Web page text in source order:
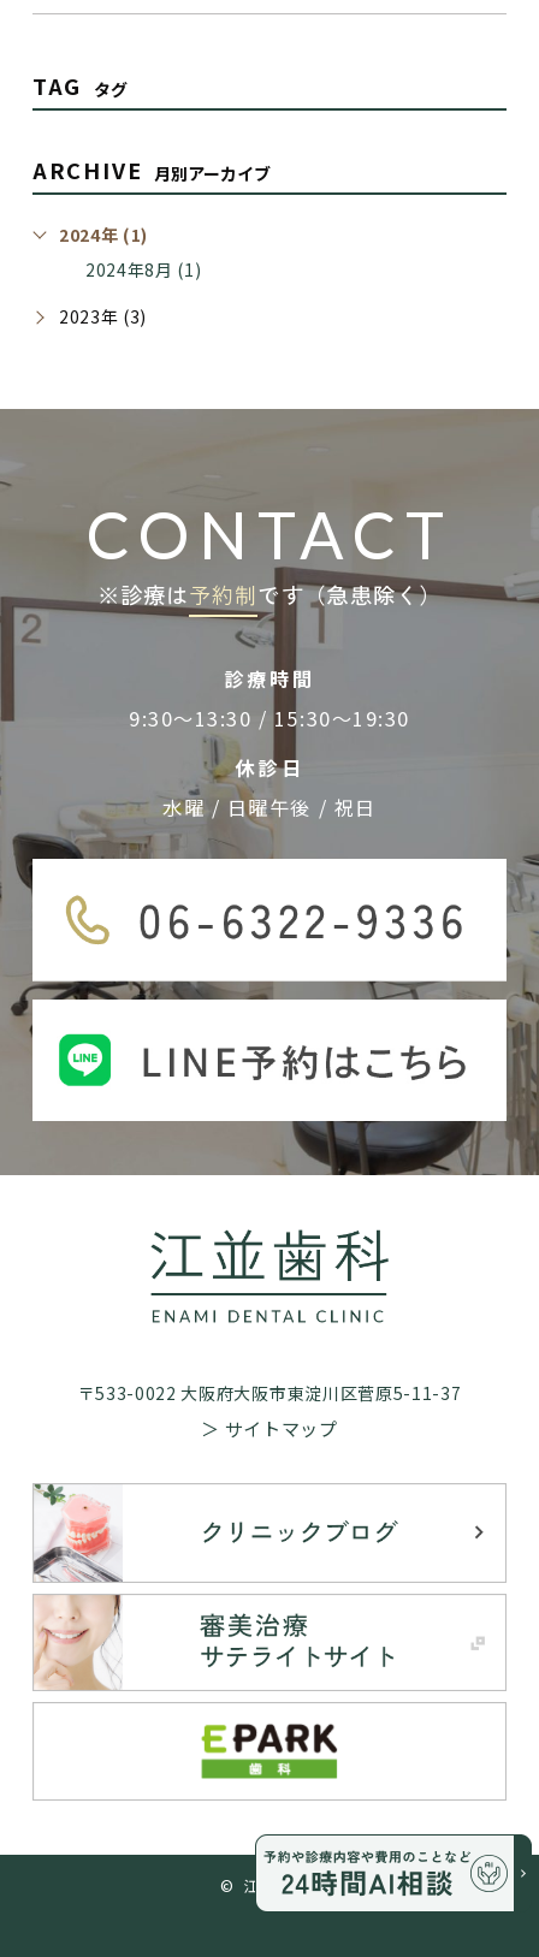
TAG タグ
ARCHIVE 月別アーカイブ
2024年 (1)
2024年8月 (1)
2023年 (3)
CONTACT
※診療は予約制です（急患除く）
診療時間
9:30～13:30 / 15:30～19:30
休診日
水曜 / 日曜午後 / 祝日
〒533-0022 大阪府大阪市東淀川区菅原5-11-37
＞ サイトマップ
© 江並歯科